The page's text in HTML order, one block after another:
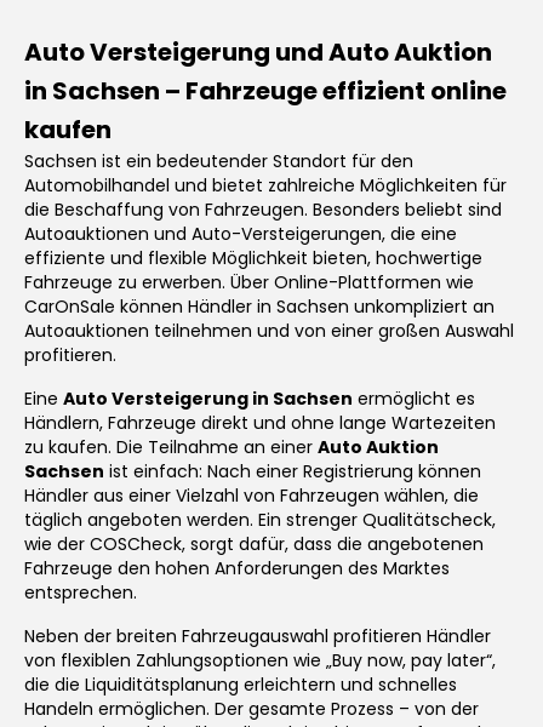
Auto Versteigerung und Auto Auktion
in Sachsen – Fahrzeuge effizient online
kaufen
Sachsen ist ein bedeutender Standort für den
Automobilhandel und bietet zahlreiche Möglichkeiten für
die Beschaffung von Fahrzeugen. Besonders beliebt sind
Autoauktionen und Auto-Versteigerungen, die eine
effiziente und flexible Möglichkeit bieten, hochwertige
Fahrzeuge zu erwerben. Über Online-Plattformen wie
CarOnSale können Händler in Sachsen unkompliziert an
Autoauktionen teilnehmen und von einer großen Auswahl
profitieren.
Eine Auto Versteigerung in Sachsen ermöglicht es
Händlern, Fahrzeuge direkt und ohne lange Wartezeiten
zu kaufen. Die Teilnahme an einer Auto Auktion
Sachsen ist einfach: Nach einer Registrierung können
Händler aus einer Vielzahl von Fahrzeugen wählen, die
täglich angeboten werden. Ein strenger Qualitätscheck,
wie der COSCheck, sorgt dafür, dass die angebotenen
Fahrzeuge den hohen Anforderungen des Marktes
entsprechen.
Neben der breiten Fahrzeugauswahl profitieren Händler
von flexiblen Zahlungsoptionen wie „Buy now, pay later“,
die die Liquiditätsplanung erleichtern und schnelles
Handeln ermöglichen. Der gesamte Prozess – von der